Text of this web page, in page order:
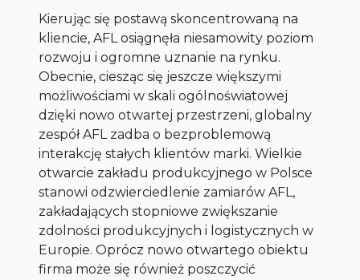
Kierując się postawą skoncentrowaną na
kliencie, AFL osiągnęła niesamowity poziom
rozwoju i ogromne uznanie na rynku.
Obecnie, ciesząc się jeszcze większymi
możliwościami w skali ogólnoświatowej
dzięki nowo otwartej przestrzeni, globalny
zespół AFL zadba o bezproblemową
interakcję stałych klientów marki. Wielkie
otwarcie zakładu produkcyjnego w Polsce
stanowi odzwierciedlenie zamiarów AFL,
zakładających stopniowe zwiększanie
zdolności produkcyjnych i logistycznych w
Europie. Oprócz nowo otwartego obiektu
firma może się również poszczycić